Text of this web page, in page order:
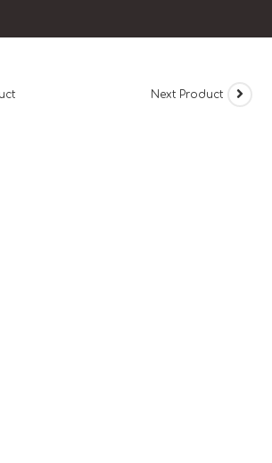
Next Product